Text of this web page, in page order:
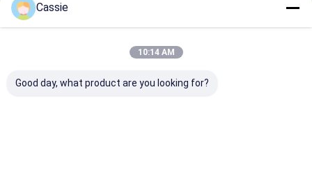
Cassie
10:14 AM
Good day, what product are you looking for?